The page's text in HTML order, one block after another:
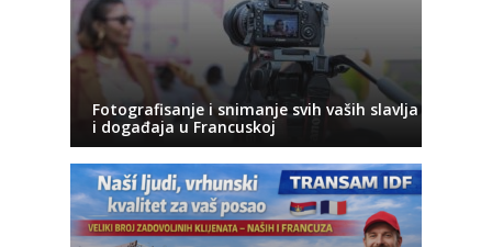
Fotografisanje i snimanje svih vaših slavlja
i događaja u Francuskoj